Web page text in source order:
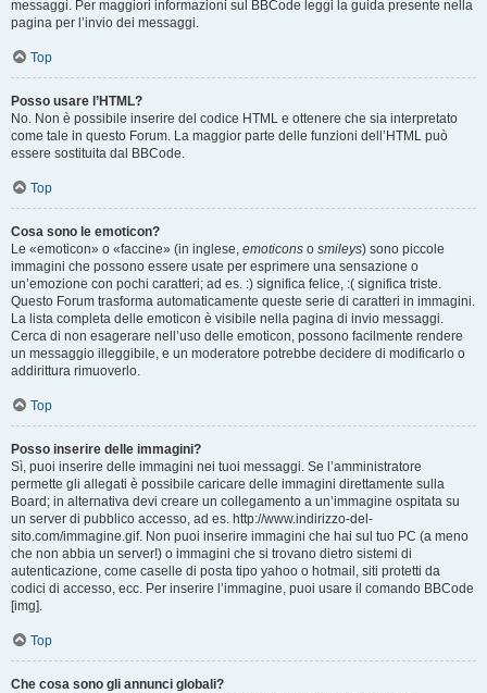
messaggi. Per maggiori informazioni sul BBCode leggi la guida presente nella
pagina per l’invio dei messaggi.
Top
Posso usare l’HTML?
No. Non è possibile inserire del codice HTML e ottenere che sia interpretato
come tale in questo Forum. La maggior parte delle funzioni dell’HTML può
essere sostituita dal BBCode.
Top
Cosa sono le emoticon?
Le «emoticon» o «faccine» (in inglese, emoticons o smileys) sono piccole
immagini che possono essere usate per esprimere una sensazione o
un’emozione con pochi caratteri; ad es. :) significa felice, :( significa triste.
Questo Forum trasforma automaticamente queste serie di caratteri in immagini.
La lista completa delle emoticon è visibile nella pagina di invio messaggi.
Cerca di non esagerare nell’uso delle emoticon, possono facilmente rendere
un messaggio illeggibile, e un moderatore potrebbe decidere di modificarlo o
addirittura rimuoverlo.
Top
Posso inserire delle immagini?
Sì, puoi inserire delle immagini nei tuoi messaggi. Se l’amministratore
permette gli allegati è possibile caricare delle immagini direttamente sulla
Board; in alternativa devi creare un collegamento a un’immagine ospitata su
un server di pubblico accesso, ad es. http://www.indirizzo-del-
sito.com/immagine.gif. Non puoi inserire immagini che hai sul tuo PC (a meno
che non abbia un server!) o immagini che si trovano dietro sistemi di
autenticazione, come caselle di posta tipo yahoo o hotmail, siti protetti da
codici di accesso, ecc. Per inserire l’immagine, puoi usare il comando BBCode
[img].
Top
Che cosa sono gli annunci globali?